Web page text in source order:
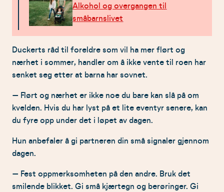
Alkohol og overgangen til
småbarnslivet
Duckerts råd til foreldre som vil ha mer flørt og
nærhet i sommer, handler om å ikke vente til roen har
senket seg etter at barna har sovnet.
– Flørt og nærhet er ikke noe du bare kan slå på om
kvelden. Hvis du har lyst på et lite eventyr senere, kan
du fyre opp under det i løpet av dagen.
Hun anbefaler å gi partneren din små signaler gjennom
dagen.
– Fest oppmerksomheten på den andre. Bruk det
smilende blikket. Gi små kjærtegn og berøringer. Gi